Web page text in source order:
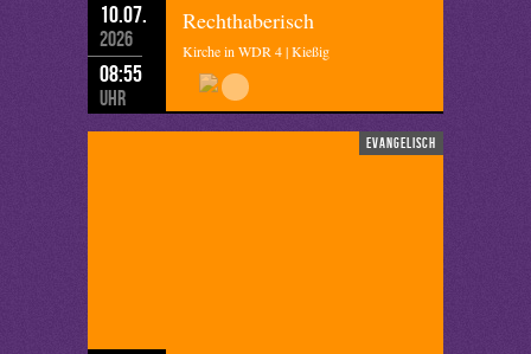
10.07.
2026
08:55
Uhr
Rechthaberisch
Kirche in WDR 4 | Kießig
evangelisch